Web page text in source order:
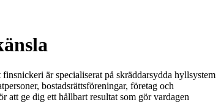
är specialiserat på skräddarsydda hyllsystem
bostadsrättsföreningar, företag och
att ge dig ett hållbart resultat som gör vardagen